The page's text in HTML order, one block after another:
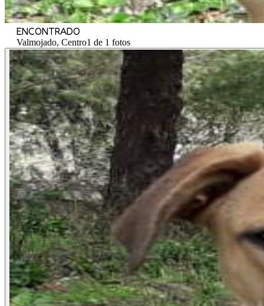
ENCONTRADO
Valmojado, Centro1 de 1 fotos